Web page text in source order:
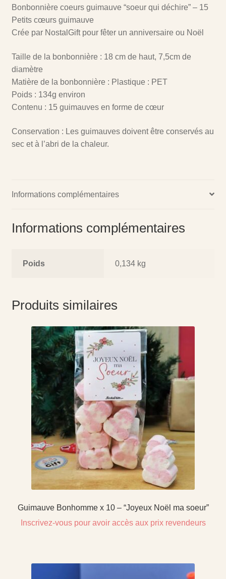
Bonbonnière coeurs guimauve “soeur qui déchire” – 15
Petits cœurs guimauve
Crée par NostalGift pour fêter un anniversaire ou Noël
Taille de la bonbonnière : 18 cm de haut, 7,5cm de
diamètre
Matière de la bonbonnière : Plastique : PET
Poids : 134g environ
Contenu : 15 guimauves en forme de cœur
Conservation : Les guimauves doivent être conservés au
sec et à l’abri de la chaleur.
Informations complémentaires
Informations complémentaires
Poids 0,134 kg
Produits similaires
Guimauve Bonhomme x 10 – “Joyeux Noël ma soeur”
Inscrivez-vous pour avoir accès aux prix revendeurs